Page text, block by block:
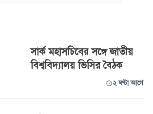
সার্ক মহাসচিবের সঙ্গে জাতীয়
বিশ্ববিদ্যালয় ভিসির বৈঠক
২ ঘণ্টা আগে